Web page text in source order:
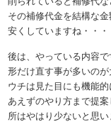
その補修代金を結構な
安くしていますね・・・
後は、やっている内容で
形だけ直す事が多いのが
ウチは見た目にも機能
あえずのやり方まで提
所はやはり少ないと思い